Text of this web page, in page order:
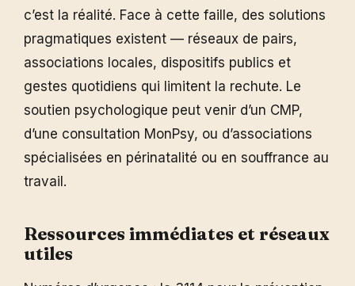
c’est la réalité. Face à cette faille, des solutions
pragmatiques existent — réseaux de pairs,
associations locales, dispositifs publics et
gestes quotidiens qui limitent la rechute. Le
soutien psychologique peut venir d’un CMP,
d’une consultation MonPsy, ou d’associations
spécialisées en périnatalité ou en souffrance au
travail.
Ressources immédiates et réseaux
utiles